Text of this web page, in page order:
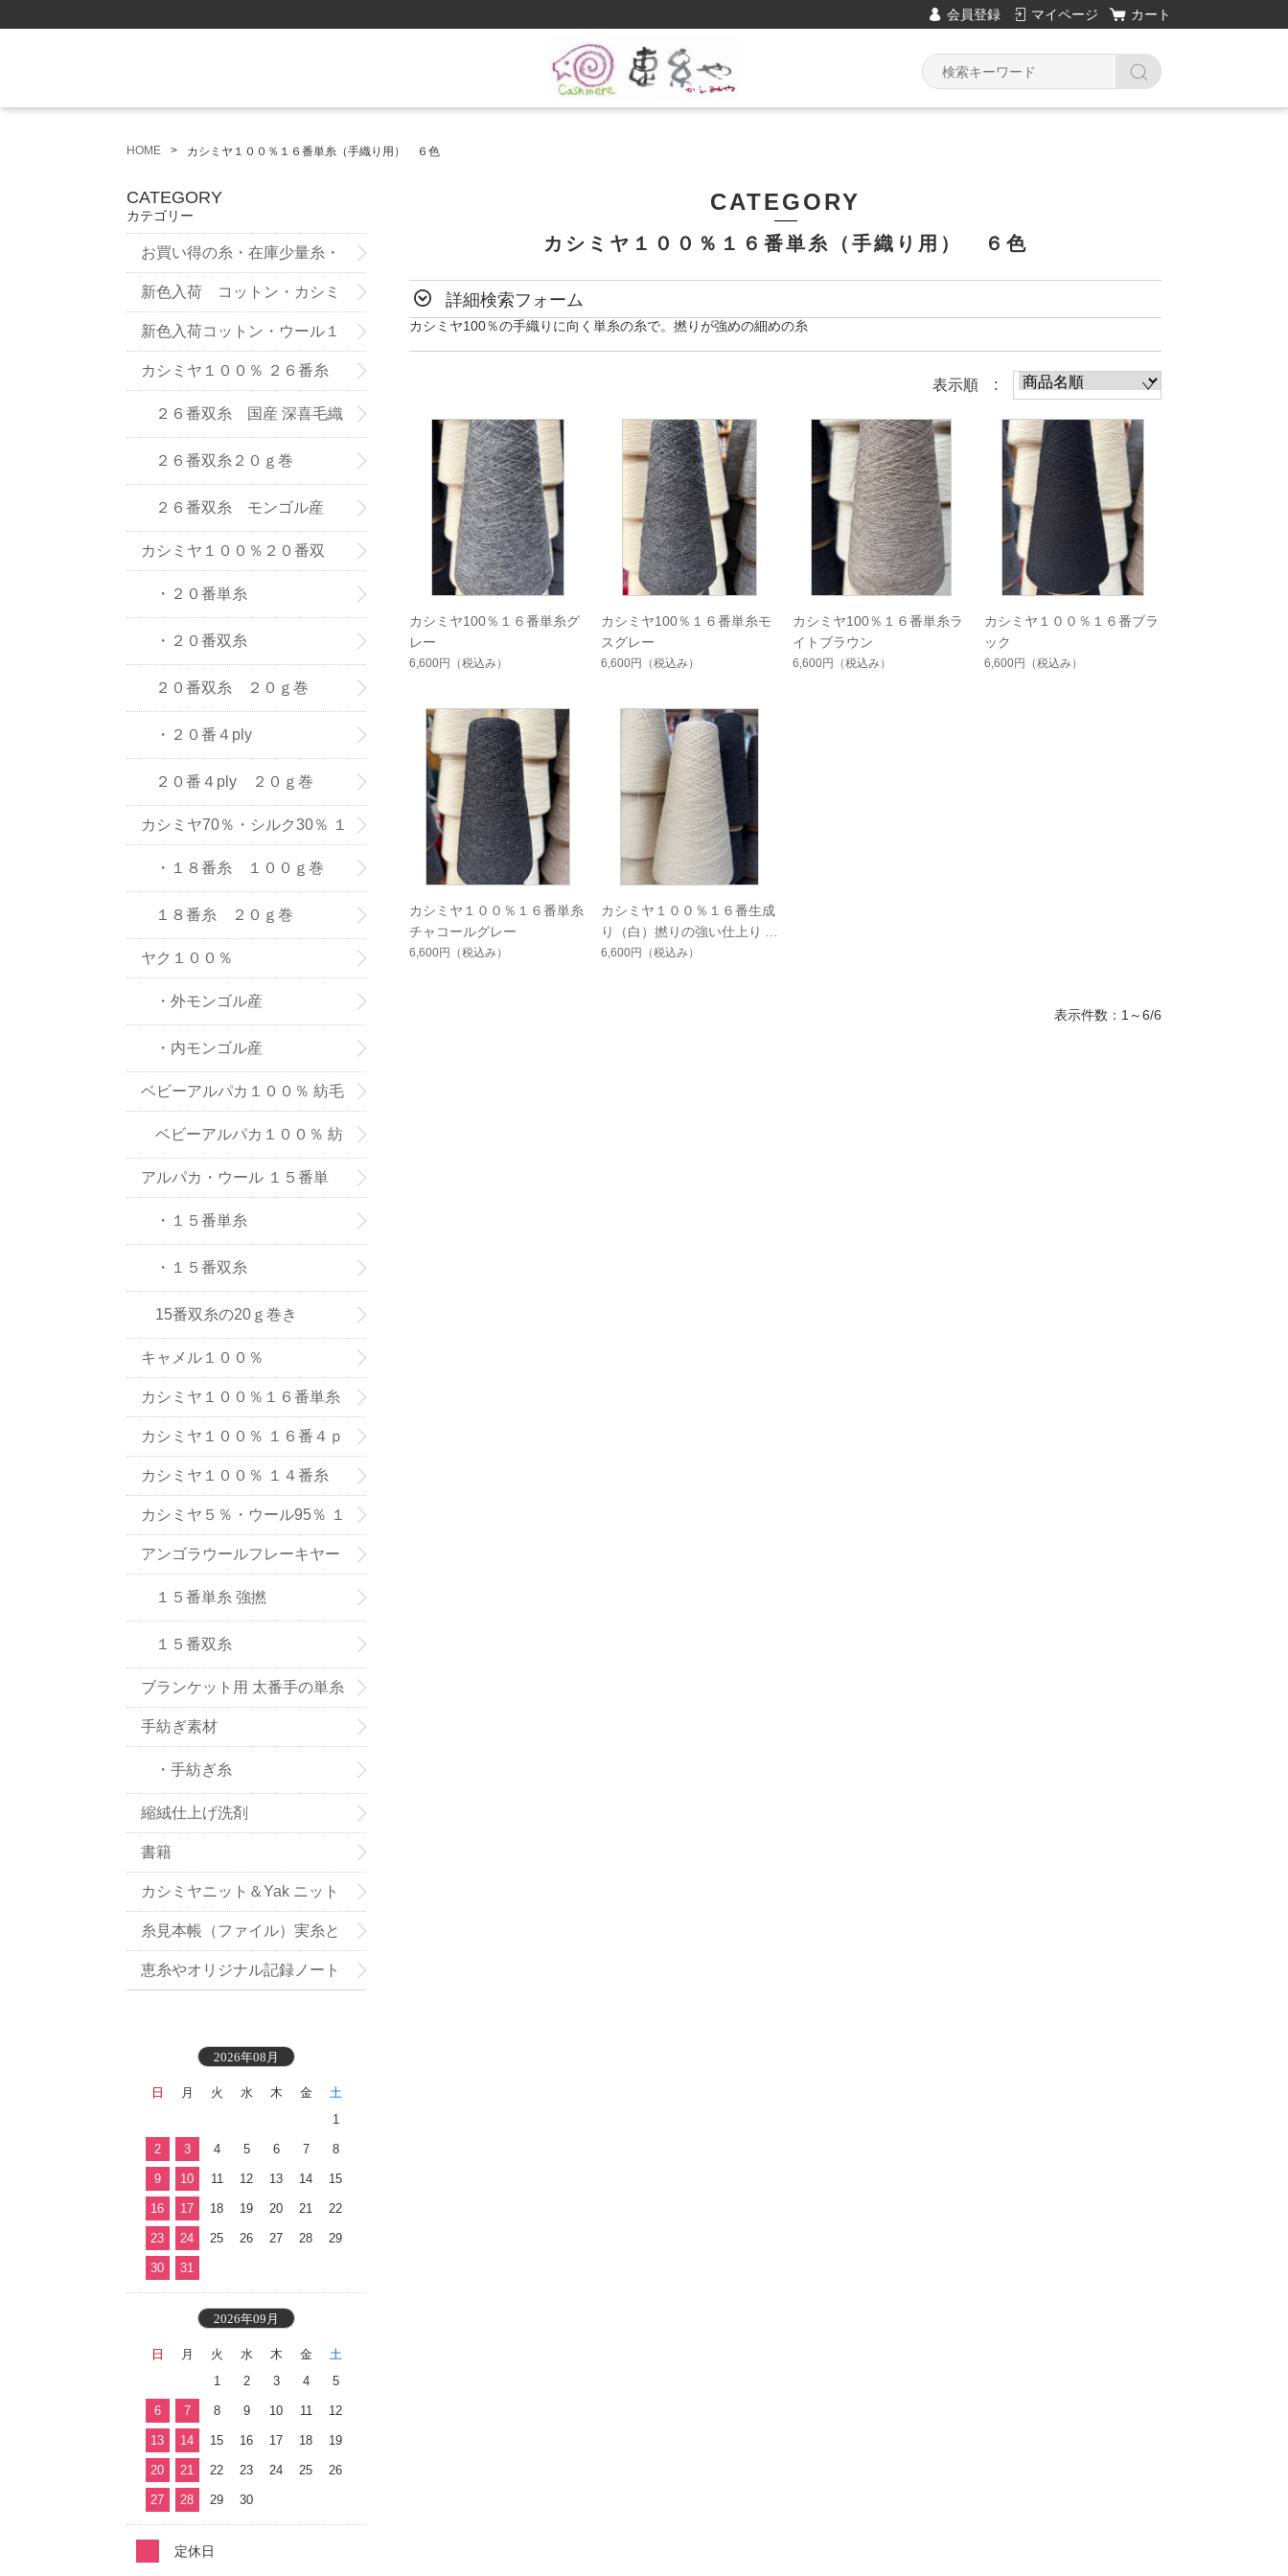
会員登録 マイページ カート
HOME カシミヤ１００％１６番単糸（手織り用） ６色
CATEGORY
カシミヤ１００％１６番単糸（手織り用） ６色
詳細検索フォーム
カシミヤ100％の手織りに向く単糸の糸で。撚りが強めの細めの糸
表示順 :
カシミヤ100％１６番単糸グ
レー
6,600円 （税込み）
カシミヤ100％１６番単糸モ
スグレー
6,600円 （税込み）
カシミヤ100％１６番単糸ラ
イトブラウン
6,600円 （税込み）
カシミヤ１００％１６番ブラ
ック
6,600円 （税込み）
カシミヤ１００％１６番単糸
チャコールグレー
6,600円 （税込み）
カシミヤ１００％１６番生成
り（白）撚りの強い仕上りで
面白い
6,600円 （税込み）
表示件数：1～6/6
CATEGORY
カテゴリー
お買い得の糸・在庫少量糸・
試作品
新色入荷 コットン・カシミ
ヤ ７５番糸3ply
新色入荷コットン・ウール１
２番双糸
カシミヤ１００％ ２６番糸
２６番双糸 国産 深喜毛織
(株) の紡績糸
２６番双糸２０ｇ巻
２６番双糸 モンゴル産
カシミヤ１００％２０番双
糸・単糸
・２０番単糸
・２０番双糸
２０番双糸 ２０ｇ巻
・２０番４ply
２０番４ply ２０ｇ巻
カシミヤ70％・シルク30％ １
８番糸
・１８番糸 １００ｇ巻
１８番糸 ２０ｇ巻
ヤク１００％
・外モンゴル産
・内モンゴル産
ベビーアルパカ１００％ 紡毛
ベビーアルパカ１００％ 紡
毛糸-２０ｇ巻き
アルパカ・ウール １５番単
糸、双糸
・１５番単糸
・１５番双糸
15番双糸の20ｇ巻き
キャメル１００％
カシミヤ１００％１６番単糸
（手織り用） ６色
カシミヤ１００％ １６番４ｐ
ｌｙ手編み用（中細タイプ）
カシミヤ１００％ １４番糸
（在庫限りで販売終了）
カシミヤ５％・ウール95％ １
６番単糸
アンゴラウールフレーキヤー
ン １５番糸
１５番単糸 強撚
１５番双糸
ブランケット用 太番手の単糸
手紡ぎ素材
・手紡ぎ糸
縮絨仕上げ洗剤
書籍
カシミヤニット＆Yak ニット
小物お買い得
糸見本帳（ファイル）実糸と
織地見本付き
恵糸やオリジナル記録ノート
2026年08月
日 月 火 水 木 金
土
1
2 3 4 5 6 7 8
9 10 11 12 13 14 15
16 17 18 19 20 21 22
23 24 25 26 27 28 29
30 31
2026年09月
日 月 火 水 木 金
土
1
2 3 4 5
6 7 8 9 10 11 12
13 14 15 16 17 18 19
20 21 22 23 24 25 26
27 28 29 30
定休日